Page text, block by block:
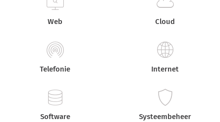
Web Cloud
Telefonie Internet
Software Systeembeheer